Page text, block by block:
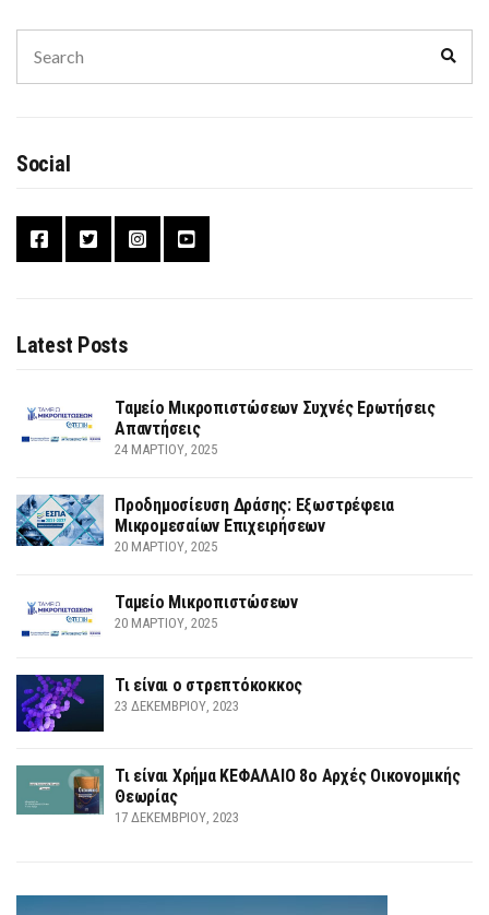
for:
Social
Latest Posts
Ταμείο Μικροπιστώσεων Συχνές Ερωτήσεις
Απαντήσεις
24 ΜΑΡΤΊΟΥ, 2025
Προδημοσίευση Δράσης: Εξωστρέφεια
Μικρομεσαίων Επιχειρήσεων
20 ΜΑΡΤΊΟΥ, 2025
Ταμείο Μικροπιστώσεων
20 ΜΑΡΤΊΟΥ, 2025
Τι είναι ο στρεπτόκοκκος
23 ΔΕΚΕΜΒΡΊΟΥ, 2023
Τι είναι Χρήμα ΚΕΦΑΛΑΙΟ 8ο Αρχές Οικονομικής
Θεωρίας
17 ΔΕΚΕΜΒΡΊΟΥ, 2023